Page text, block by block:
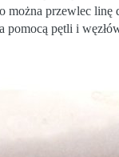
można przewlec
pętli i